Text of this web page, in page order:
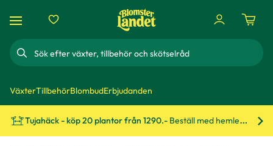
Sök
VäxterTillbehörBlombudErbjudanden
Tujahäck - köp 20 plantor från 1290.- Beställ med hemleverans!